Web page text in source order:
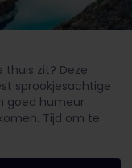
thuis zit? Deze
sprookjesachtige
goed humeur
Tijd om te